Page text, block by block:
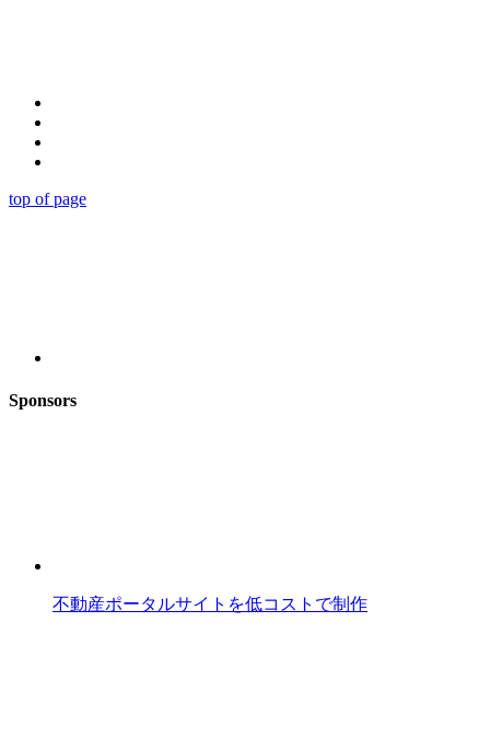
top of page
Sponsors
不動産ポータルサイトを低コストで制作